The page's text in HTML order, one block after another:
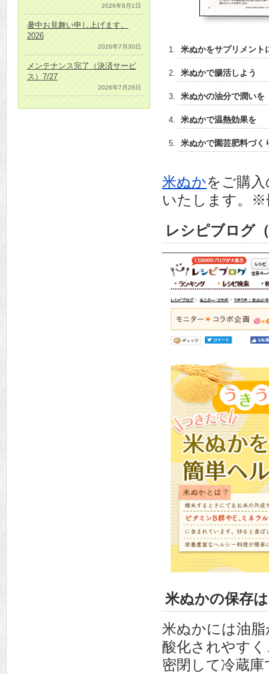
2026年8月1日
暑中お見舞い申し上げます。
2026
2026年7月30日
メンテナンス完了（決済サービ
ス）7/27
2026年7月26日
米ぬかをサプリメン
米ぬかで腸活しよう
米ぬかの油分で潤い
米ぬかで温熱効果を
米ぬかで園芸肥料づ
米ぬかをご購
いたします。※
レシピブログ（
米ぬかの保存
米ぬかには油
酸化されやす
密閉して冷蔵